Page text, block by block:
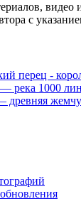
с
перец -
река 1000
древняя